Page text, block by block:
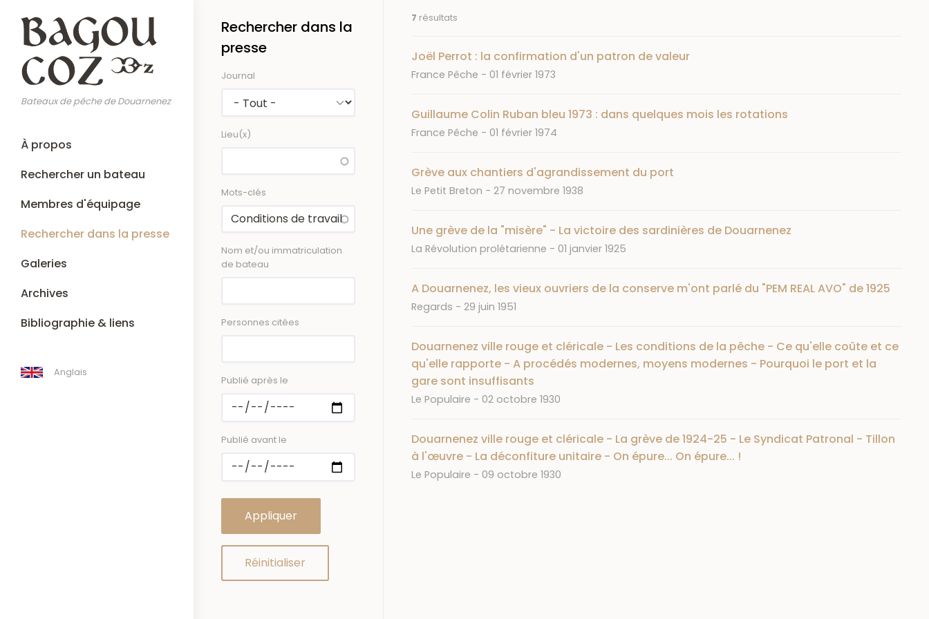
contenu
principal
Bateaux de pêche de Douarnenez
Main
navigation
À propos
Rechercher un bateau
Membres d'équipage
Rechercher dans la presse
Galeries
Archives
Bibliographie & liens
Anglais
Rechercher dans la
presse
Journal
Lieu(x)
Mots-clés
Nom et/ou immatriculation
de bateau
Personnes citées
Publié après le
Publié avant le
7 résultats
Joël Perrot : la confirmation d'un patron de valeur
Journal
France Pêche Date
01 février 1973
Guillaume Colin Ruban bleu 1973 : dans quelques mois les rotations
Journal
France Pêche Date
01 février 1974
Grève aux chantiers d'agrandissement du port
Journal
Le Petit Breton Date
27 novembre 1938
Une grève de la "misère" - La victoire des sardinières de Douarnenez
Journal
La Révolution prolétarienne Date
01 janvier 1925
A Douarnenez, les vieux ouvriers de la conserve m'ont parlé du "PEM REAL AVO" de 1925
Journal
Regards Date
29 juin 1951
Douarnenez ville rouge et cléricale - Les conditions de la pêche - Ce qu'elle coûte et ce
qu'elle rapporte - A procédés modernes, moyens modernes - Pourquoi le port et la
gare sont insuffisants
Journal
Le Populaire Date
02 octobre 1930
Douarnenez ville rouge et cléricale - La grève de 1924-25 - Le Syndicat Patronal - Tillon
à l'œuvre - La déconfiture unitaire - On épure... On épure... !
Journal
Le Populaire Date
09 octobre 1930